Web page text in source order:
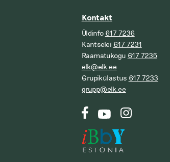
Kontakt
Üldinfo 617 7236
Kantselei 617 7231
Raamatukogu 617 7235
elk@elk.ee
Grupikülastus 617 7233
grupp@elk.ee